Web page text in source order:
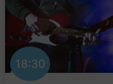
18:30